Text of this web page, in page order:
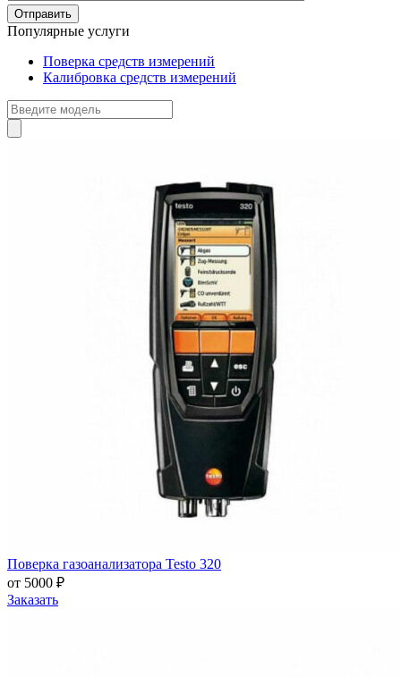
Популярные услуги
Поверка средств измерений
Калибровка средств измерений
Поверка газоанализатора Testo 320
от 5000 ₽
Заказать